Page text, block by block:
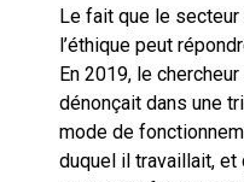
Le fait que le
l’éthique peut
En 2019, le
dénonçait dans une
mode de
duquel il travaillait,